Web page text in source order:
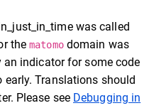
was called
thematomodomain was
indicator for some code
Translations should
Please see Debugging in
proximité pour
RH,
et demain.
FERMER